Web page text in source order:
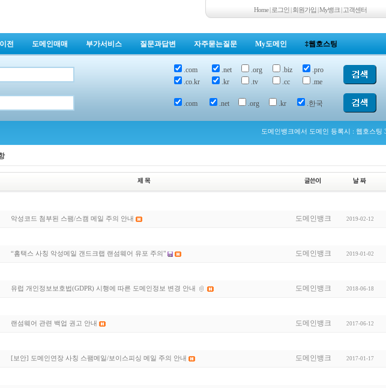
Home| 로그인|회원가입|My뱅크| 고객센터
전 도메인매매 부가서비스 질문과답변 자주묻는질문 My도메인 ‡웹호스팅
.com .net .org .biz
.pro
.co.kr
.kr .tv .cc .me
.com .net .org .kr .한국
도메인뱅크에서 도메인 등록시 : 웹호스팅
악성코드 첨부된 스팸/스캠 메일 주의 안내 도메인뱅크 2019-02-12
“홈택스 사칭 악성메일 갠드크랩 랜섬웨어 유포 주의" 도메인뱅크 2019-01-02
유럽 개인정보보호법(GDPR) 시행에 따른 도메인정보 변경 안내 도메인뱅크 2018-06-18
랜섬웨어 관련 백업 권고 안내 도메인뱅크 2017-06-12
[보안] 도메인연장 사칭 스팸메일/보이스피싱 메일 주의 안내 도메인뱅크 2017-01-17